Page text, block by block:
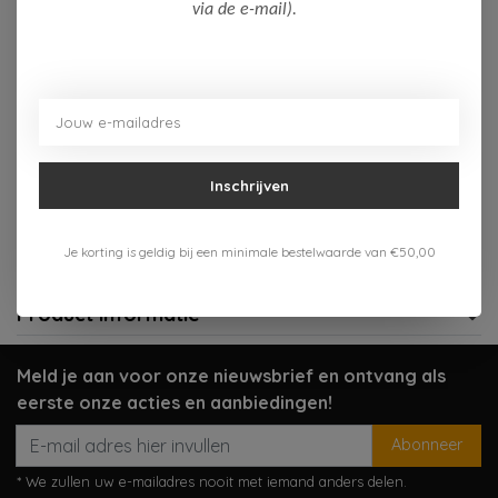
Gratis verzenden vanaf 75,-
Meer informatie?
Neem contact op over dit product
Product informatie
Meld je aan voor onze nieuwsbrief en ontvang als
eerste onze acties en aanbiedingen!
Abonneer
* We zullen uw e-mailadres nooit met iemand anders delen.
via de e-mail).
Inschrijven
Je korting is geldig bij een minimale bestelwaarde van €50,00